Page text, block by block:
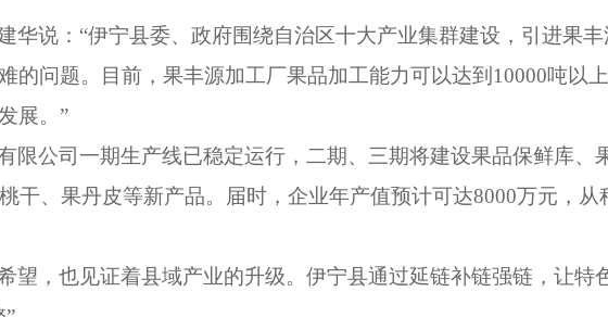
华说：“伊宁县委、政府围绕自治区十大产业集群建设，引进果
的问题。目前，果丰源加工厂果品加工能力可以达到10000吨以
展。”
限公司一期生产线已稳定运行，二期、三期将建设果品保鲜库、
干、果丹皮等新产品。届时，企业年产值预计可达8000万元，从
望，也见证着县域产业的升级。伊宁县通过延链补链强链，让特